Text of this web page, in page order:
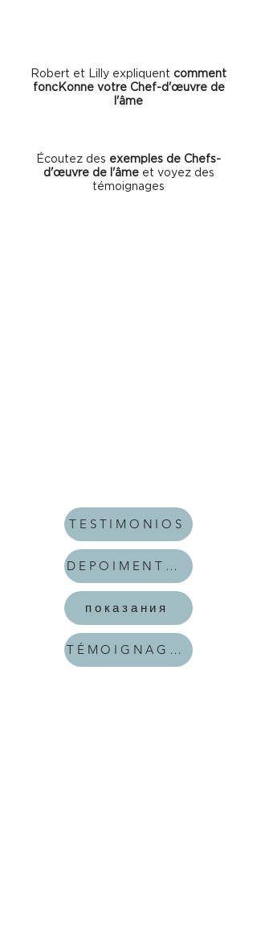
Robert et Lilly expliquent comment
foncKonne votre Chef-d'œuvre de
l'âme
Écoutez des exemples de Chefs-
d'œuvre de l'âmeet voyez des
témoignages
TESTIMONIOS
DEPOIMENTOS
показания
TÉMOIGNAGES